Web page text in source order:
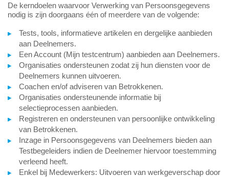
De kerndoelen waarvoor Verwerking van Persoonsgegevens
nodig is zijn doorgaans één of meerdere van de volgende:
Tests, tools, informatieve artikelen en dergelijke aanbieden
aan Deelnemers.
Een Account (Mijn testcentrum) aanbieden aan Deelnemers.
Organisaties ondersteunen zodat zij hun diensten voor de
Deelnemers kunnen uitvoeren.
Coachen en/of adviseren van Betrokkenen.
Organisaties ondersteunende informatie bij
selectieprocessen aanbieden.
Registreren en ondersteunen van persoonlijke ontwikkeling
van Betrokkenen.
Inzage in Persoonsgegevens van Deelnemers bieden aan
Testbegeleiders indien de Deelnemer hiervoor toestemming
verleend heeft.
Enkel bij Medewerkers: Uitvoeren van werkgeverschap door